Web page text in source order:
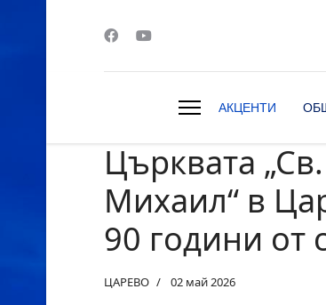
АКЦЕНТИ
Църквата
Михаил“ в
90 години от
ЦАРЕВО 02 май 2026